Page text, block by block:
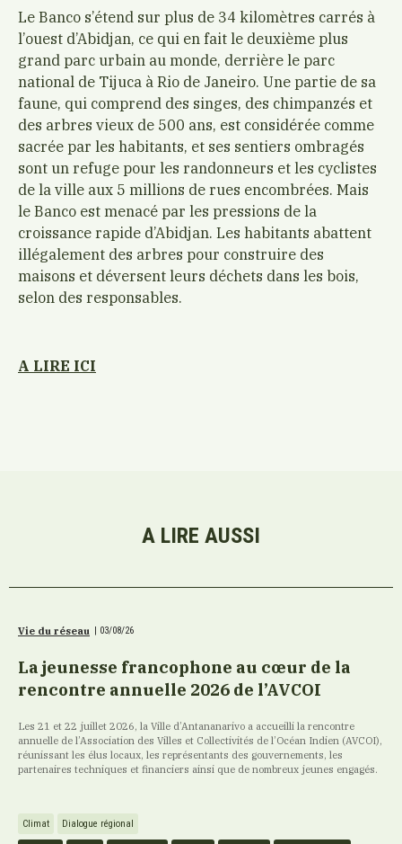
Le Banco s’étend sur plus de 34 kilomètres carrés à
l’ouest d’Abidjan, ce qui en fait le deuxième plus
grand parc urbain au monde, derrière le parc
national de Tijuca à Rio de Janeiro. Une partie de sa
faune, qui comprend des singes, des chimpanzés et
des arbres vieux de 500 ans, est considérée comme
sacrée par les habitants, et ses sentiers ombragés
sont un refuge pour les randonneurs et les cyclistes
de la ville aux 5 millions de rues encombrées. Mais
le Banco est menacé par les pressions de la
croissance rapide d’Abidjan. Les habitants abattent
illégalement des arbres pour construire des
maisons et déversent leurs déchets dans les bois,
selon des responsables.
A LIRE ICI
A LIRE AUSSI
Vie du réseau 03/08/26
La jeunesse francophone au cœur de la
rencontre annuelle 2026 de l’AVCOI
Les 21 et 22 juillet 2026, la Ville d’Antananarivo a accueilli la rencontre
annuelle de l’Association des Villes et Collectivités de l’Océan Indien (AVCOI),
réunissant les élus locaux, les représentants des gouvernements, les
partenaires techniques et financiers ainsi que de nombreux jeunes engagés.
Climat Dialogue régional